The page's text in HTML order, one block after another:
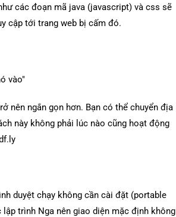
các đoạn mã java (javascript) và css sẽ
cập tới trang web bị cấm đó.
nên ngắn gọn hơn. Bạn có thể chuyển địa
này không phải lúc nào cũng hoạt động
duyệt chạy không cần cài đặt (portable
trình Nga nên giao diện mặc định không